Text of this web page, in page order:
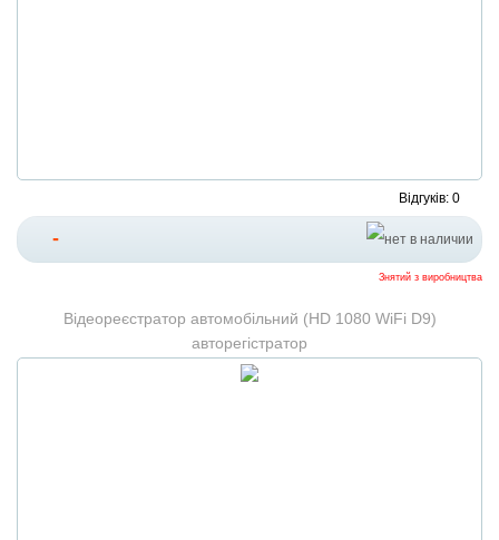
Відгуків: 0
-
Знятий з виробництва
Відеореєстратор автомобільний (HD 1080 WiFi D9)
авторегістратор